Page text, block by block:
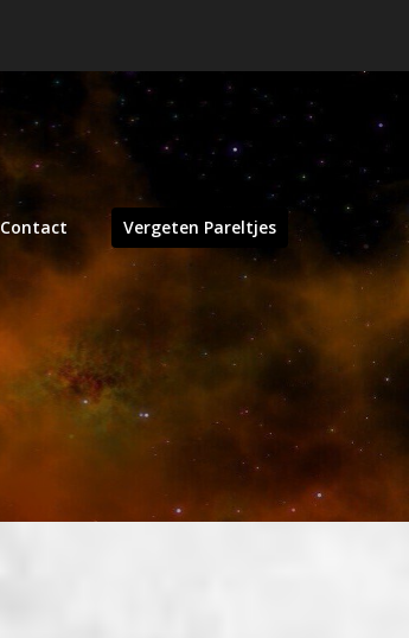
Contact Vergeten Pareltjes